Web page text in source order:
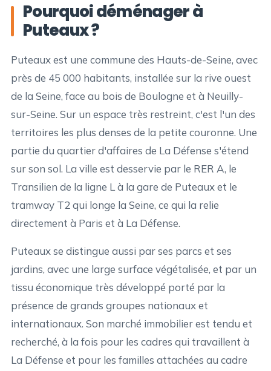
Pourquoi déménager à
Puteaux ?
Puteaux est une commune des Hauts-de-Seine, avec
près de 45 000 habitants, installée sur la rive ouest
de la Seine, face au bois de Boulogne et à Neuilly-
sur-Seine. Sur un espace très restreint, c'est l'un des
territoires les plus denses de la petite couronne. Une
partie du quartier d'affaires de La Défense s'étend
sur son sol. La ville est desservie par le RER A, le
Transilien de la ligne L à la gare de Puteaux et le
tramway T2 qui longe la Seine, ce qui la relie
directement à Paris et à La Défense.
Puteaux se distingue aussi par ses parcs et ses
jardins, avec une large surface végétalisée, et par un
tissu économique très développé porté par la
présence de grands groupes nationaux et
internationaux. Son marché immobilier est tendu et
recherché, à la fois pour les cadres qui travaillent à
La Défense et pour les familles attachées au cadre